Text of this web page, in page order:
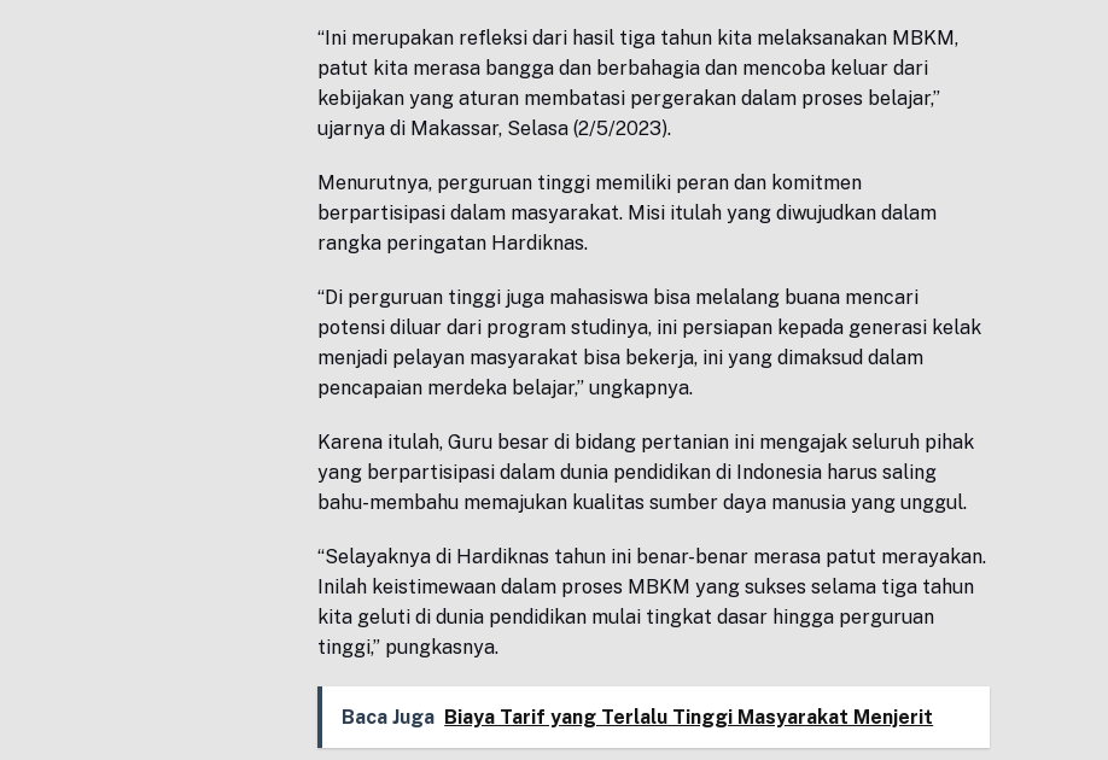
“Ini merupakan refleksi dari hasil tiga tahun kita melaksanakan MBKM,
patut kita merasa bangga dan berbahagia dan mencoba keluar dari
kebijakan yang aturan membatasi pergerakan dalam proses belajar,”
ujarnya di Makassar, Selasa (2/5/2023).
Menurutnya, perguruan tinggi memiliki peran dan komitmen
berpartisipasi dalam masyarakat. Misi itulah yang diwujudkan dalam
rangka peringatan Hardiknas.
“Di perguruan tinggi juga mahasiswa bisa melalang buana mencari
potensi diluar dari program studinya, ini persiapan kepada generasi kelak
menjadi pelayan masyarakat bisa bekerja, ini yang dimaksud dalam
pencapaian merdeka belajar,” ungkapnya.
Karena itulah, Guru besar di bidang pertanian ini mengajak seluruh pihak
yang berpartisipasi dalam dunia pendidikan di Indonesia harus saling
bahu-membahu memajukan kualitas sumber daya manusia yang unggul.
“Selayaknya di Hardiknas tahun ini benar-benar merasa patut merayakan.
Inilah keistimewaan dalam proses MBKM yang sukses selama tiga tahun
kita geluti di dunia pendidikan mulai tingkat dasar hingga perguruan
tinggi,” pungkasnya.
Baca Juga Biaya Tarif yang Terlalu Tinggi Masyarakat Menjerit